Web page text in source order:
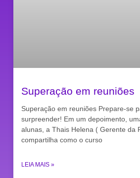
Superação em reuniões
Superação em reuniões Prepare-se
surpreender! Em um depoimento,
alunas, a Thais Helena ( Gerente da
compartilha como o curso
LEIA MAIS »